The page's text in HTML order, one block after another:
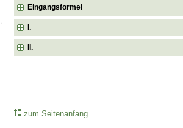
Eingangsformel
I.
II.
zum Seitenanfang